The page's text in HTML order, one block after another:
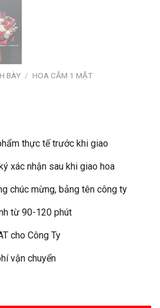
BÀY / HOA CẮM 1 MẶT
thực tế trước khi giao
xác nhận sau khi giao hoa
chúc mừng, bảng tên công ty
từ 90-120 phút
cho Công Ty
vận chuyển